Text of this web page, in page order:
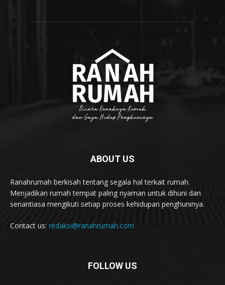
ABOUT US
Ranahrumah berkisah tentang segala hal terkait rumah.
Menjadikan rumah tempat paling nyaman untuk dihuni dan
senantiasa mengikuti setiap proses kehidupan penghuninya.
Contact us: redaksi@ranahrumah.com
FOLLOW US